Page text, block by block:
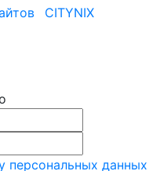
CITYNIX
персональных данных